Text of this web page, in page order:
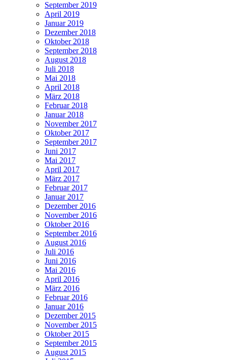
September 2019
April 2019
Januar 2019
Dezember 2018
Oktober 2018
September 2018
August 2018
Juli 2018
Mai 2018
April 2018
März 2018
Februar 2018
Januar 2018
November 2017
Oktober 2017
September 2017
Juni 2017
Mai 2017
April 2017
März 2017
Februar 2017
Januar 2017
Dezember 2016
November 2016
Oktober 2016
September 2016
August 2016
Juli 2016
Juni 2016
Mai 2016
April 2016
März 2016
Februar 2016
Januar 2016
Dezember 2015
November 2015
Oktober 2015
September 2015
August 2015